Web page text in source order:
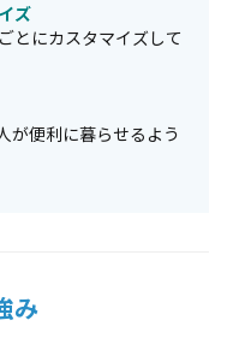
ズ
とにカスタマイズして
が便利に暮らせるよう
み